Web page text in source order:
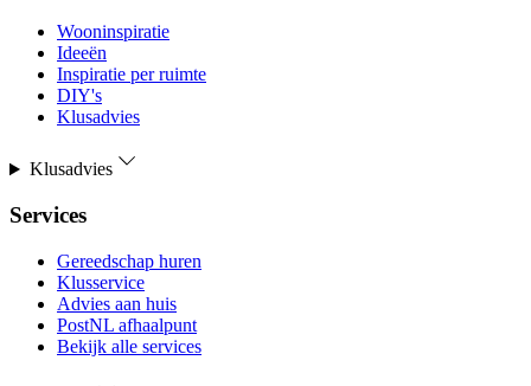
Wooninspiratie
Ideeën
Inspiratie per ruimte
DIY's
Klusadvies
Klusadvies
Services
Gereedschap huren
Klusservice
Advies aan huis
PostNL afhaalpunt
Bekijk alle services